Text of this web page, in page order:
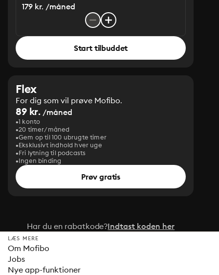
179 kr. /måned
Start tilbuddet
Flex
For dig som vil prøve Mofibo.
89 kr. /måned
1 konto
20 timer/måned
Gem op til 100 ubrugte timer
Eksklusivt indhold hver uge
Fri lytning til podcasts
Ingen binding
Prøv gratis
Har du en rabatkode?Indtast koden her
LÆS MERE
Om Mofibo
Jobs
Nye app-funktioner